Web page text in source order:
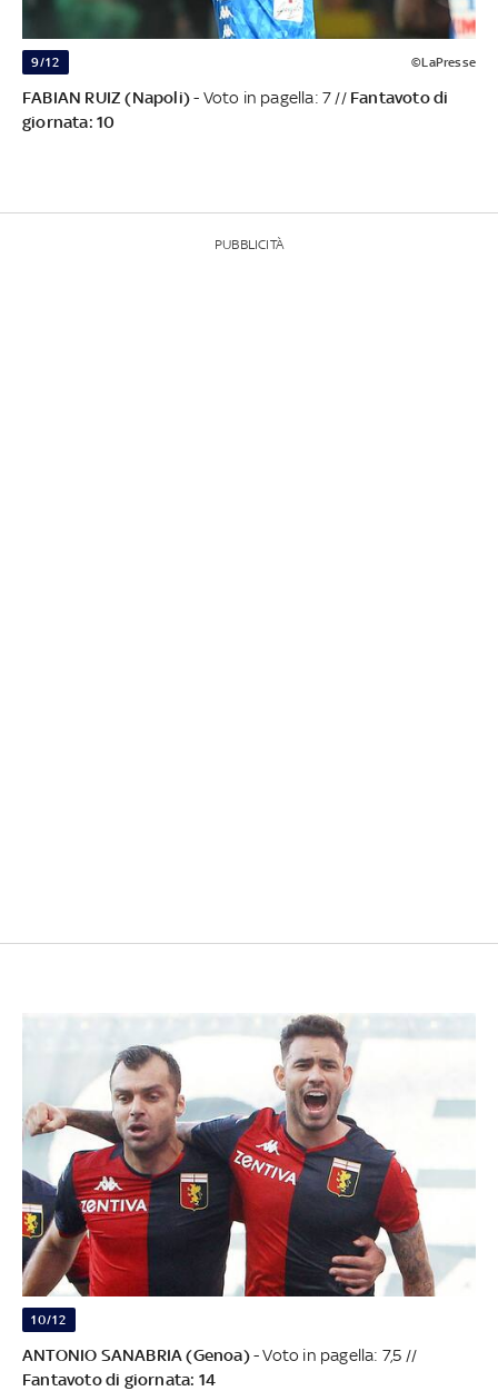
9/12 ©LaPresse
FABIAN RUIZ (Napoli)- Voto in pagella: 7 // Fantavoto di
giornata: 10
PUBBLICITÀ
10/12
ANTONIO SANABRIA (Genoa)- Voto in pagella: 7,5 //
Fantavoto di giornata: 14